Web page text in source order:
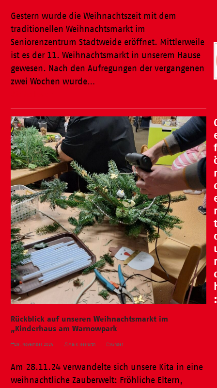
Gestern wurde die Weihnachtszeit mit dem
traditionellen Weihnachtsmarkt im
Seniorenzentrum Stadtweide eröffnet. Mittlerweile
ist es der 11. Weihnachtsmarkt in unserem Hause
gewesen. Nach den Aufregungen der vergangenen
zwei Wochen wurde…
Rückblick auf unseren Weihnachtsmarkt im
„Kinderhaus am Warnowpark
29. November 2024 Maik Herfurth Kinder
Am 28.11.24 verwandelte sich unsere Kita in eine
weihnachtliche Zauberwelt: Fröhliche Eltern,
f
r
r
t
r
: